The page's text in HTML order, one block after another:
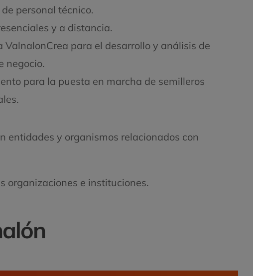
personal técnico.
y a distancia.
ValnalonCrea para el desarrollo y análisis de
negocio.
para la puesta en marcha de semilleros
entidades y organismos relacionados con
organizaciones e instituciones.